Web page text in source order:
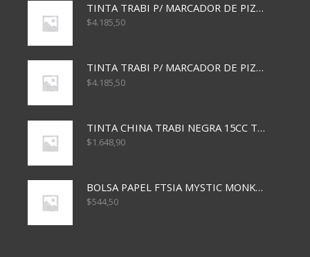
TINTA TRABI P/ MARCADOR DE PIZARRA x30ml AZUL
$4.185,50
TINTA TRABI P/ MARCADOR DE PIZARRA x30ml ROJO
$4.185,50
TINTA CHINA TRABI NEGRA 15CC TR3460
$1.648,90
BOLSA PAPEL FTSIA MYSTIC MONKEY 14/08/20
$544,50